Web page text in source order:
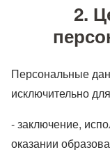
2.
Персональные
исключительно
- заключение,
оказании